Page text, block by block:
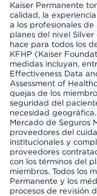
Kaiser Permanente
calidad, la
a los profesionales
planes del nivel
hace para todos los
KFHP (Kaiser
medidas incluyan,
Effectiveness Data
Assessment of
quejas de los
seguridad del
necesidad
Mercado de Seguros
proveedores del
institucionales y
proveedores
con los términos del
miembros. Todos los
Permanente y los
procesos de revisión